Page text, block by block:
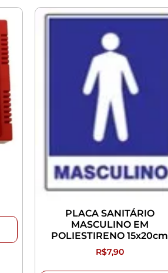
PLACA SANITÁRIO
MASCULINO EM
POLIESTIRENO 15x20cm
R$7,90